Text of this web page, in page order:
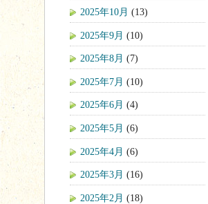
2025年10月 (13)
2025年9月 (10)
2025年8月 (7)
2025年7月 (10)
2025年6月 (4)
2025年5月 (6)
2025年4月 (6)
2025年3月 (16)
2025年2月 (18)